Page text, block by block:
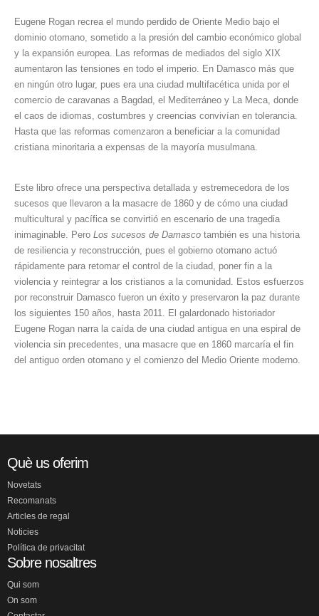
Eugene Rogan recrea el mundo perdido de Oriente Medio bajo el
dominio otomano, sometido a la presión del cambio económico global
y la expansión europea. Las reformas de mediados del siglo XIX
aumentaron las tensiones en todo el imperio. En Damasco más que
en ningún otro lugar, pues era una ciudad multifacética unida por el
comercio de caravanas a Bagdad, el Mediterráneo y La Meca, donde
el caos de idiomas, costumbres y creencias convivían en tolerancia.
Hasta que las reformas comenzaron a beneficiar a la comunidad
cristiana minoritaria a expensas de la mayoría musulmana.
Este libro ofrece una perspectiva detallada y estremecedora de los
sucesos que llevaron a la masacre de 1860 y de cómo una ciudad
multicultural y pacífica se convirtió en escenario de una tragedia
inimaginable. Pero Los sucesos de Damasco también es una historia
de resiliencia y reconstrucción, pues el gobierno otomano actuó
rápidamente para retomar el control de la ciudad, poner fin a la
violencia y reintegrar a los cristianos a la comunidad. Estos esfuerzos
por reconstruir Damasco fueron un éxito y preservaron la paz durante
los siguientes 150 años, hasta 2011. El galardonado historiador
Eugene Rogan narra la caída de una ciudad antigua en una espiral de
violencia sin precedentes, una masacre que en 1860 marcaría el fin
del antiguo orden otomano y el comienzo del Medio Oriente moderno.
Què us oferim
Novetats
Recomanats
Articles de regal
Noticies
Política de privacitat
Sobre nosaltres
Qui som
On som